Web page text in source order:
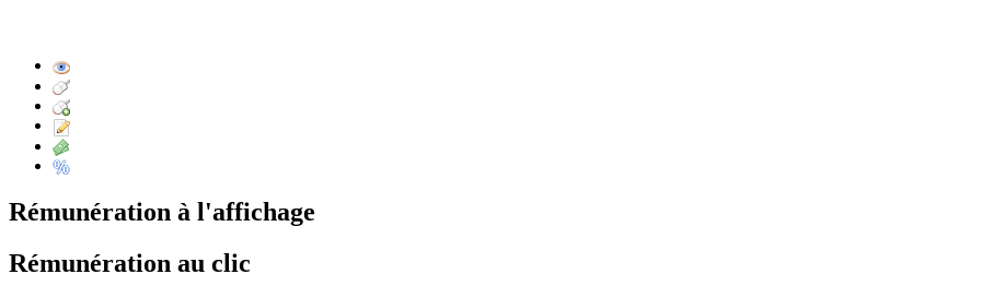
Rémunération à l'affichage
Rémunération au clic